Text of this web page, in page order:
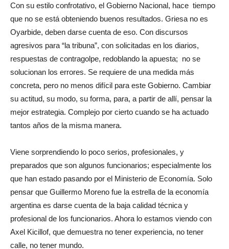
Con su estilo confrotativo, el Gobierno Nacional, hace tiempo
que no se está obteniendo buenos resultados. Griesa no es
Oyarbide, deben darse cuenta de eso. Con discursos
agresivos para “la tribuna”, con solicitadas en los diarios,
respuestas de contragolpe, redoblando la apuesta; no se
solucionan los errores. Se requiere de una medida más
concreta, pero no menos difícil para este Gobierno. Cambiar
su actitud, su modo, su forma, para, a partir de allí, pensar la
mejor estrategia. Complejo por cierto cuando se ha actuado
tantos años de la misma manera.
Viene sorprendiendo lo poco serios, profesionales, y
preparados que son algunos funcionarios; especialmente los
que han estado pasando por el Ministerio de Economía. Solo
pensar que Guillermo Moreno fue la estrella de la economía
argentina es darse cuenta de la baja calidad técnica y
profesional de los funcionarios. Ahora lo estamos viendo con
Axel Kicillof, que demuestra no tener experiencia, no tener
calle, no tener mundo.